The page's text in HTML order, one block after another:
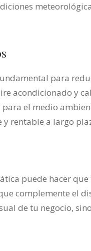
para
acondicionado y
el medio
y rentable a largo
puede hacer
complemente el
de tu negocio,